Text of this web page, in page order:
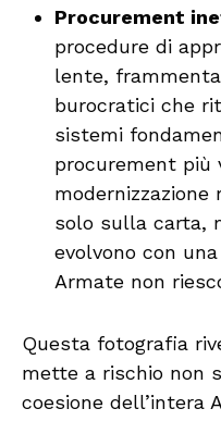
Procurement
procedure di
lente,
burocratici che
sistemi
procurement più
modernizzazione
solo sulla carta,
evolvono con
Armate non
Questa fotografia
mette a rischio non
coesione dell’intera